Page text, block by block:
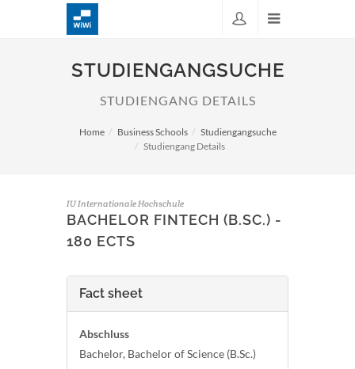
STUDIENGANGSUCHE
STUDIENGANG DETAILS
Home Business Schools
Studiengangsuche
Studiengang Details
IU Internationale Hochschule
BACHELOR FINTECH (B.SC.) -
180 ECTS
Fact sheet
Abschluss
Bachelor, Bachelor of Science (B.Sc.)